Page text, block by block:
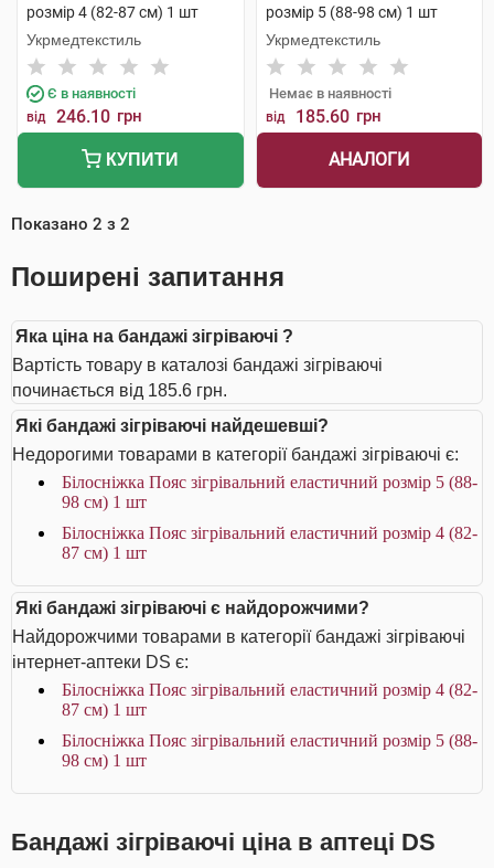
розмір 4 (82-87 см) 1 шт
Укрмедтекстиль
Є в наявності
від 246.10 грн
КУПИТИ
розмір 5 (88-98 см) 1 шт
Укрмедтекстиль
Немає в наявності
від 185.60 грн
АНАЛОГИ
Показано 2 з 2
Поширені запитання
Яка ціна на бандажі зігріваючі ?
Вартість товару в каталозі бандажі зігріваючі
починається від 185.6 грн.
Які бандажі зігріваючі найдешевші?
Недорогими товарами в категорії бандажі зігріваючі є:
Білосніжка Пояс зігрівальний еластичний розмір 5 (88-
98 см) 1 шт
Білосніжка Пояс зігрівальний еластичний розмір 4 (82-
87 см) 1 шт
Які бандажі зігріваючі є найдорожчими?
Найдорожчими товарами в категорії бандажі зігріваючі
інтернет-аптеки DS є:
Білосніжка Пояс зігрівальний еластичний розмір 4 (82-
87 см) 1 шт
Білосніжка Пояс зігрівальний еластичний розмір 5 (88-
98 см) 1 шт
Бандажі зігріваючі ціна в аптеці DS